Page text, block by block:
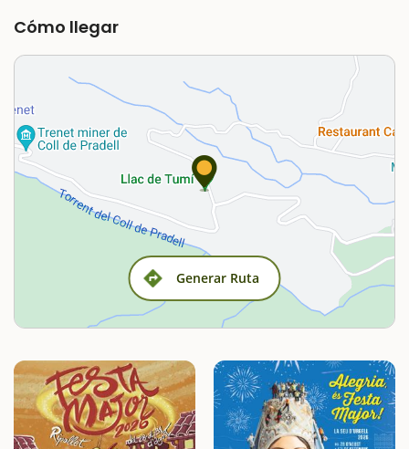
Cómo llegar
Generar Ruta